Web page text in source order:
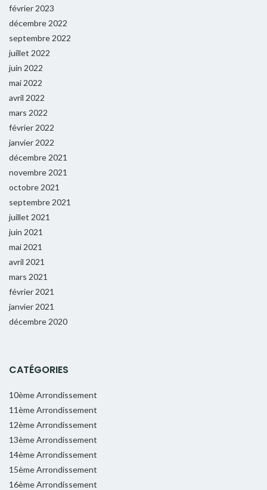
février 2023
décembre 2022
septembre 2022
juillet 2022
juin 2022
mai 2022
avril 2022
mars 2022
février 2022
janvier 2022
décembre 2021
novembre 2021
octobre 2021
septembre 2021
juillet 2021
juin 2021
mai 2021
avril 2021
mars 2021
février 2021
janvier 2021
décembre 2020
CATÉGORIES
10ème Arrondissement
11ème Arrondissement
12ème Arrondissement
13ème Arrondissement
14ème Arrondissement
15ème Arrondissement
16ème Arrondissement